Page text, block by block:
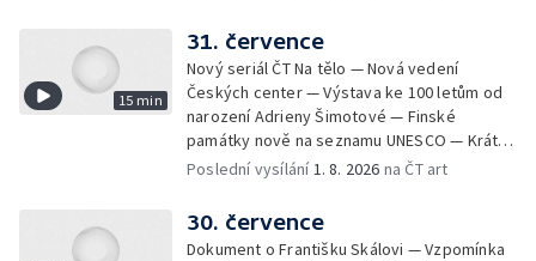
Mercury
15 min
31. července
Nový seriál ČT Na tělo — Nová vedení
Českých center — Výstava ke 100 letům od
narození Adrieny Šimotové — Finské
památky nově na seznamu UNESCO — Krátké
zprávy z kultury — Začíná Jiráskův Hronov —
Poslední vysílání1. 8. 2026 na ČT art
30. července
Dokument o Františku Skálovi — Vzpomínka